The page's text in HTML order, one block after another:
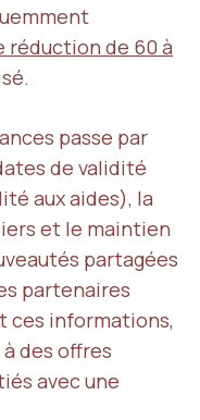
réduction de 60 à
passe par
de validité
aux aides), la
et le maintien
partagées
partenaires
ces informations,
des offres
avec une